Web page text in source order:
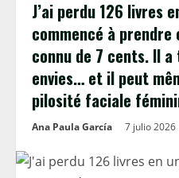
J’ai perdu 126 livres
commencé à
connu de 7 cents. Il
envies… et il peut
pilosité faciale
Ana Paula García 7 julio 2026